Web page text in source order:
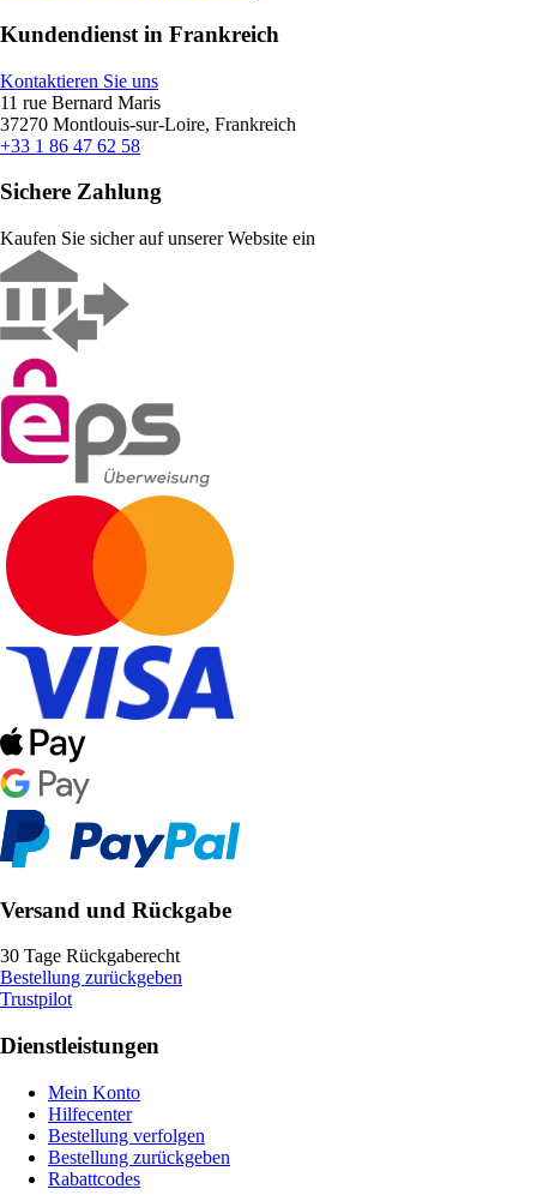
Kundendienst in Frankreich
Kontaktieren Sie uns
11 rue Bernard Maris
37270 Montlouis-sur-Loire, Frankreich
+33 1 86 47 62 58
Sichere Zahlung
Kaufen Sie sicher auf unserer Website ein
Versand und Rückgabe
30 Tage Rückgaberecht
Bestellung zurückgeben
Trustpilot
Dienstleistungen
Mein Konto
Hilfecenter
Bestellung verfolgen
Bestellung zurückgeben
Rabattcodes